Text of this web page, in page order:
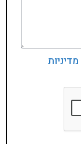
מדיניות